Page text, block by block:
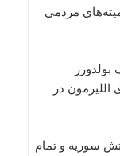
مردمی
در
سوریه و تمام